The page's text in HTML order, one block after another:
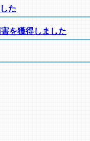
た
を獲得しました